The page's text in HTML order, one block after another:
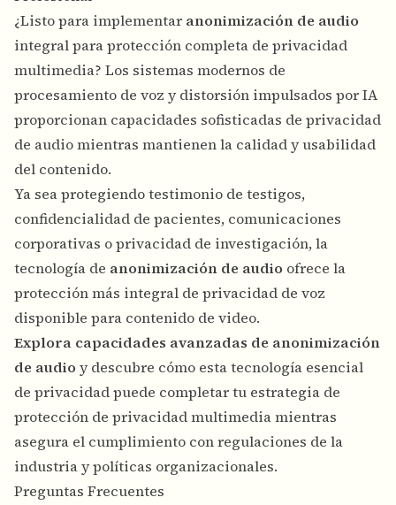
¿Listo para implementar anonimización de audio
integral para protección completa de privacidad
multimedia? Los sistemas modernos de
procesamiento de voz y distorsión impulsados por IA
proporcionan capacidades sofisticadas de privacidad
de audio mientras mantienen la calidad y usabilidad
del contenido.
Ya sea protegiendo testimonio de testigos,
confidencialidad de pacientes, comunicaciones
corporativas o privacidad de investigación, la
tecnología de anonimización de audio ofrece la
protección más integral de privacidad de voz
disponible para contenido de video.
Explora capacidades avanzadas de anonimización
de audio y descubre cómo esta tecnología esencial
de privacidad puede completar tu estrategia de
protección de privacidad multimedia mientras
asegura el cumplimiento con regulaciones de la
industria y políticas organizacionales.
Preguntas Frecuentes